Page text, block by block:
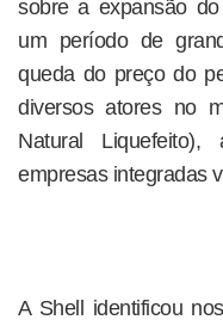
sobre a expansão
um período de
queda do preço do
diversos atores no
Natural Liquefeito),
empresas integradas
A Shell identificou